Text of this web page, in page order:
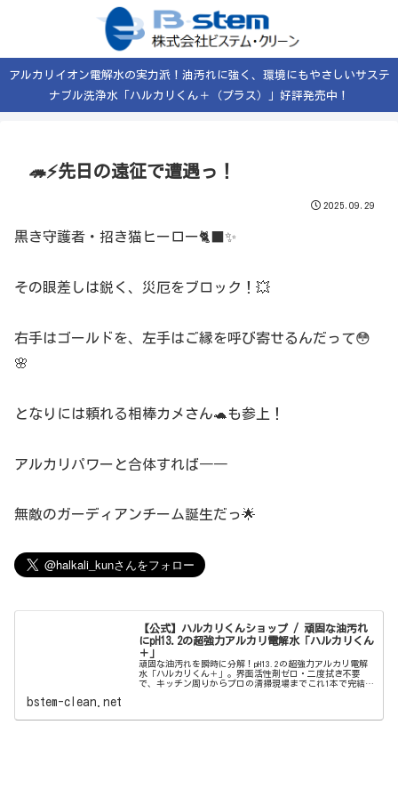
アルカリイオン電解水の実力派！油汚れに強く、環境にもやさしいサステ
ナブル洗浄水「ハルカリくん＋（プラス）」好評発売中！
🦔⚡先日の遠征で遭遇っ！
2025.09.29
黒き守護者・招き猫ヒーロー🐈‍⬛✨
その眼差しは鋭く、災厄をブロック！💥
右手はゴールドを、左手はご縁を呼び寄せるんだって😳
🌸
となりには頼れる相棒カメさん🐢も参上！
アルカリパワーと合体すれば――
無敵のガーディアンチーム誕生だっ🌟
【公式】ハルカリくんショップ / 頑固な油汚れ
にpH13.2の超強力アルカリ電解水「ハルカリくん
＋」
頑固な油汚れを瞬時に分解！pH13.2の超強力アルカリ電解
水「ハルカリくん＋」。界面活性剤ゼロ・二度拭き不要
で、キッチン周りからプロの清掃現場までこれ1本で完結。
bstem-clean.net